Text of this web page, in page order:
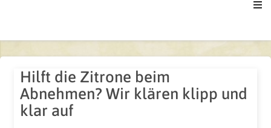
Hilft die Zitrone beim
Abnehmen? Wir klären klipp und
klar auf